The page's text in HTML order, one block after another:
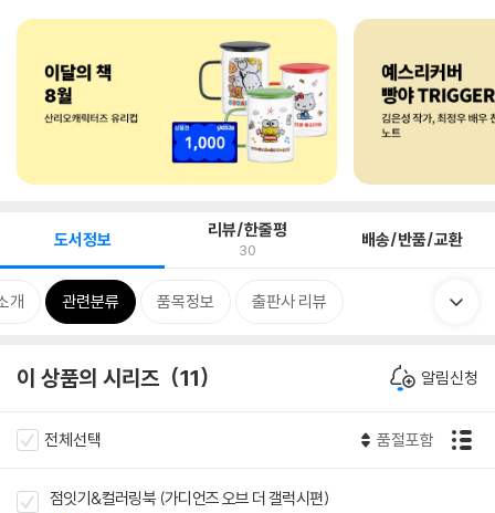
도서정보 리뷰/한줄평
30 배송/반품/교환
개 관련분류 품목정보 출판사 리뷰
이 상품의 시리즈 11 알림신청
전체선택 품절포함
점잇기&컬러링북 (가디언즈 오브 더 갤럭시편)